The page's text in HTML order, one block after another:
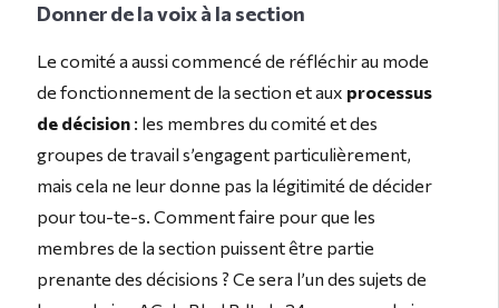
Donner de la voix à la section
Le comité a aussi commencé de réfléchir au mode
de fonctionnement de la section et aux processus
de décision: les membres du comité et des
groupes de travail s’engagent particulièrement,
mais cela ne leur donne pas la légitimité de décider
pour tou-te-s. Comment faire pour que les
membres de la section puissent être partie
prenante des décisions ? Ce sera l’un des sujets de